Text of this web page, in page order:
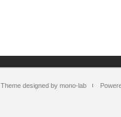
Theme designed by mono-lab